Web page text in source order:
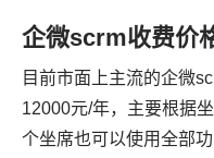
企微scrm收费价
目前市面上主流的企微
12000元/年，主要根据
个坐席也可以使用全部